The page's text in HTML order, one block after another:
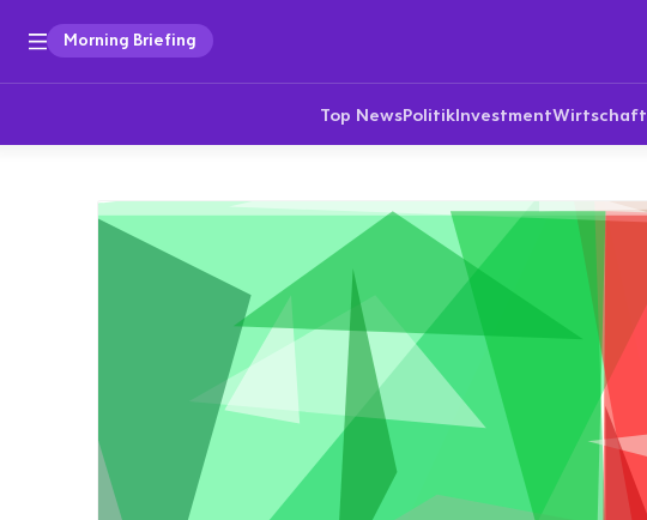
Morning Briefing
Top NewsPolitikInvestmentWirtschaft